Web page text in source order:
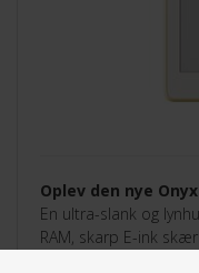
Oplev den nye Onyx
En ultra-slank og
RAM, skarp E-ink